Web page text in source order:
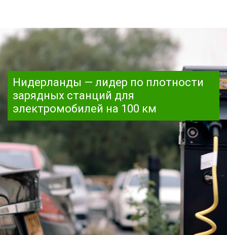
Нидерланды — лидер по плотности
зарядных станций для
электромобилей на 100 км